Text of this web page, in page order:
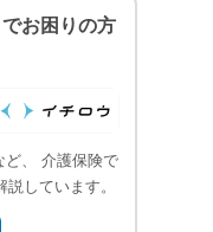
お困りの方
ど、 介護保険で
しています。